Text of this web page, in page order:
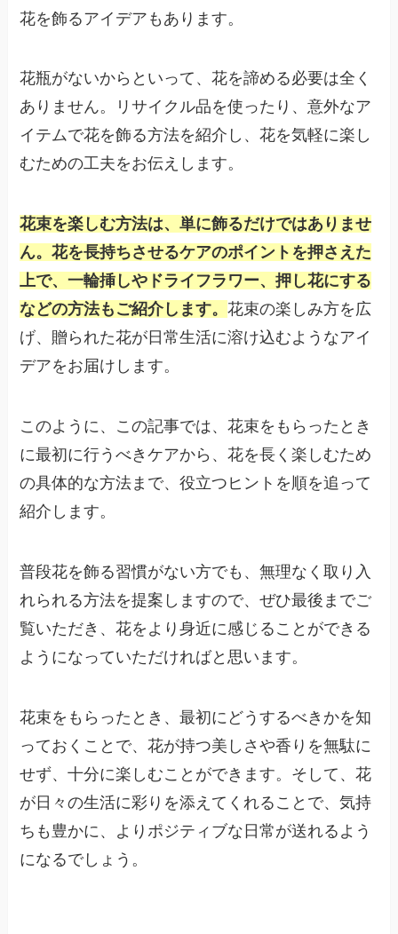
花を飾るアイデアもあります。
花瓶がないからといって、花を諦める必要は全く
ありません。リサイクル品を使ったり、意外なア
イテムで花を飾る方法を紹介し、花を気軽に楽し
むための工夫をお伝えします。
花束を楽しむ方法は、単に飾るだけではありませ
ん。花を長持ちさせるケアのポイントを押さえた
上で、一輪挿しやドライフラワー、押し花にする
などの方法もご紹介します。花束の楽しみ方を広
げ、贈られた花が日常生活に溶け込むようなアイ
デアをお届けします。
このように、この記事では、花束をもらったとき
に最初に行うべきケアから、花を長く楽しむため
の具体的な方法まで、役立つヒントを順を追って
紹介します。
普段花を飾る習慣がない方でも、無理なく取り入
れられる方法を提案しますので、ぜひ最後までご
覧いただき、花をより身近に感じることができる
ようになっていただければと思います。
花束をもらったとき、最初にどうするべきかを知
っておくことで、花が持つ美しさや香りを無駄に
せず、十分に楽しむことができます。そして、花
が日々の生活に彩りを添えてくれることで、気持
ちも豊かに、よりポジティブな日常が送れるよう
になるでしょう。